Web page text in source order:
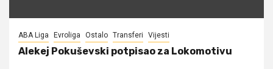
ABA Liga Evroliga Ostalo Transferi Vijesti
Alekej Pokuševski potpisao za Lokomotivu